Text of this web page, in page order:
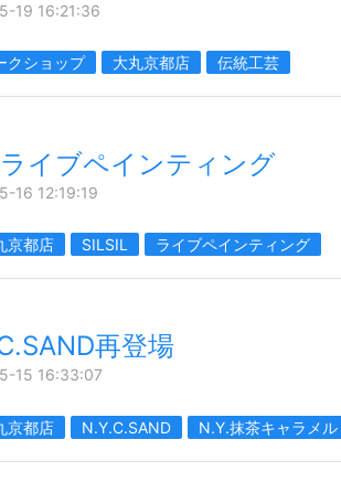
19 16:21:36
クショップ 大丸京都店 伝統工芸
イブペインティング
16 12:19:19
京都店 SILSIL ライブペインティング
再登場
15 16:33:07
京都店 N.Y.C.SAND N.Y.抹茶キャラメル